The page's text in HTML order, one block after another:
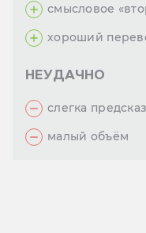
смысловое
хороший
НЕУДАЧНО
слегка
малый объём